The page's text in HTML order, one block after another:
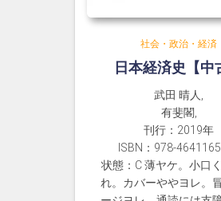
社会・政治・経済
日本経済史【中
武田 晴人,
有斐閣,
刊行：2019年
ISBN：978-
状態：C 薄ヤケ。小口
れ。カバーややヨレ。